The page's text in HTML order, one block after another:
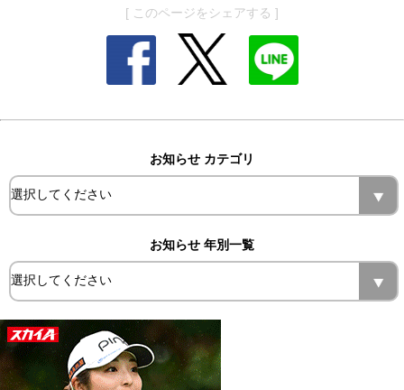
[ このページをシェアする ]
お知らせ カテゴリ
お知らせ 年別一覧